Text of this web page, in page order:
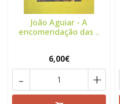
João Aguiar - A
encomendação das ..
6,00€
+
-